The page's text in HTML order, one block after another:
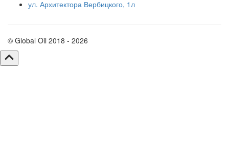
ул. Архитектора Вербицкого, 1л
© Global Oil 2018 - 2026